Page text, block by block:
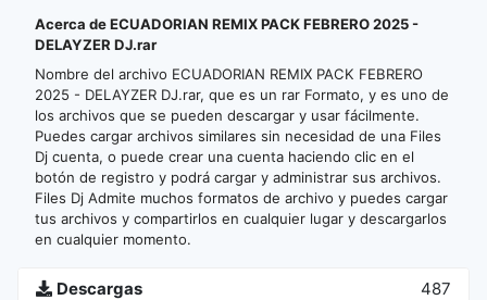
Acerca de ECUADORIAN REMIX PACK FEBRERO 2025 -
DELAYZER DJ.rar
Nombre del archivo ECUADORIAN REMIX PACK FEBRERO
2025 - DELAYZER DJ.rar, que es un rar Formato, y es uno de
los archivos que se pueden descargar y usar fácilmente.
Puedes cargar archivos similares sin necesidad de una Files
Dj cuenta, o puede crear una cuenta haciendo clic en el
botón de registro y podrá cargar y administrar sus archivos.
Files Dj Admite muchos formatos de archivo y puedes cargar
tus archivos y compartirlos en cualquier lugar y descargarlos
en cualquier momento.
Descargas 487